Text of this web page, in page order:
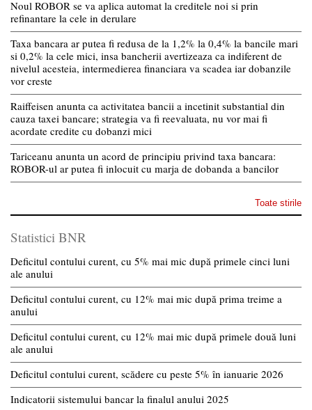
Noul ROBOR se va aplica automat la creditele noi si prin
refinantare la cele in derulare
Taxa bancara ar putea fi redusa de la 1,2% la 0,4% la bancile mari
si 0,2% la cele mici, insa bancherii avertizeaza ca indiferent de
nivelul acesteia, intermedierea financiara va scadea iar dobanzile
vor creste
Raiffeisen anunta ca activitatea bancii a incetinit substantial din
cauza taxei bancare; strategia va fi reevaluata, nu vor mai fi
acordate credite cu dobanzi mici
Tariceanu anunta un acord de principiu privind taxa bancara:
ROBOR-ul ar putea fi inlocuit cu marja de dobanda a bancilor
Toate stirile
Statistici BNR
Deficitul contului curent, cu 5% mai mic după primele cinci luni
ale anului
Deficitul contului curent, cu 12% mai mic după prima treime a
anului
Deficitul contului curent, cu 12% mai mic după primele două luni
ale anului
Deficitul contului curent, scădere cu peste 5% în ianuarie 2026
Indicatorii sistemului bancar la finalul anului 2025